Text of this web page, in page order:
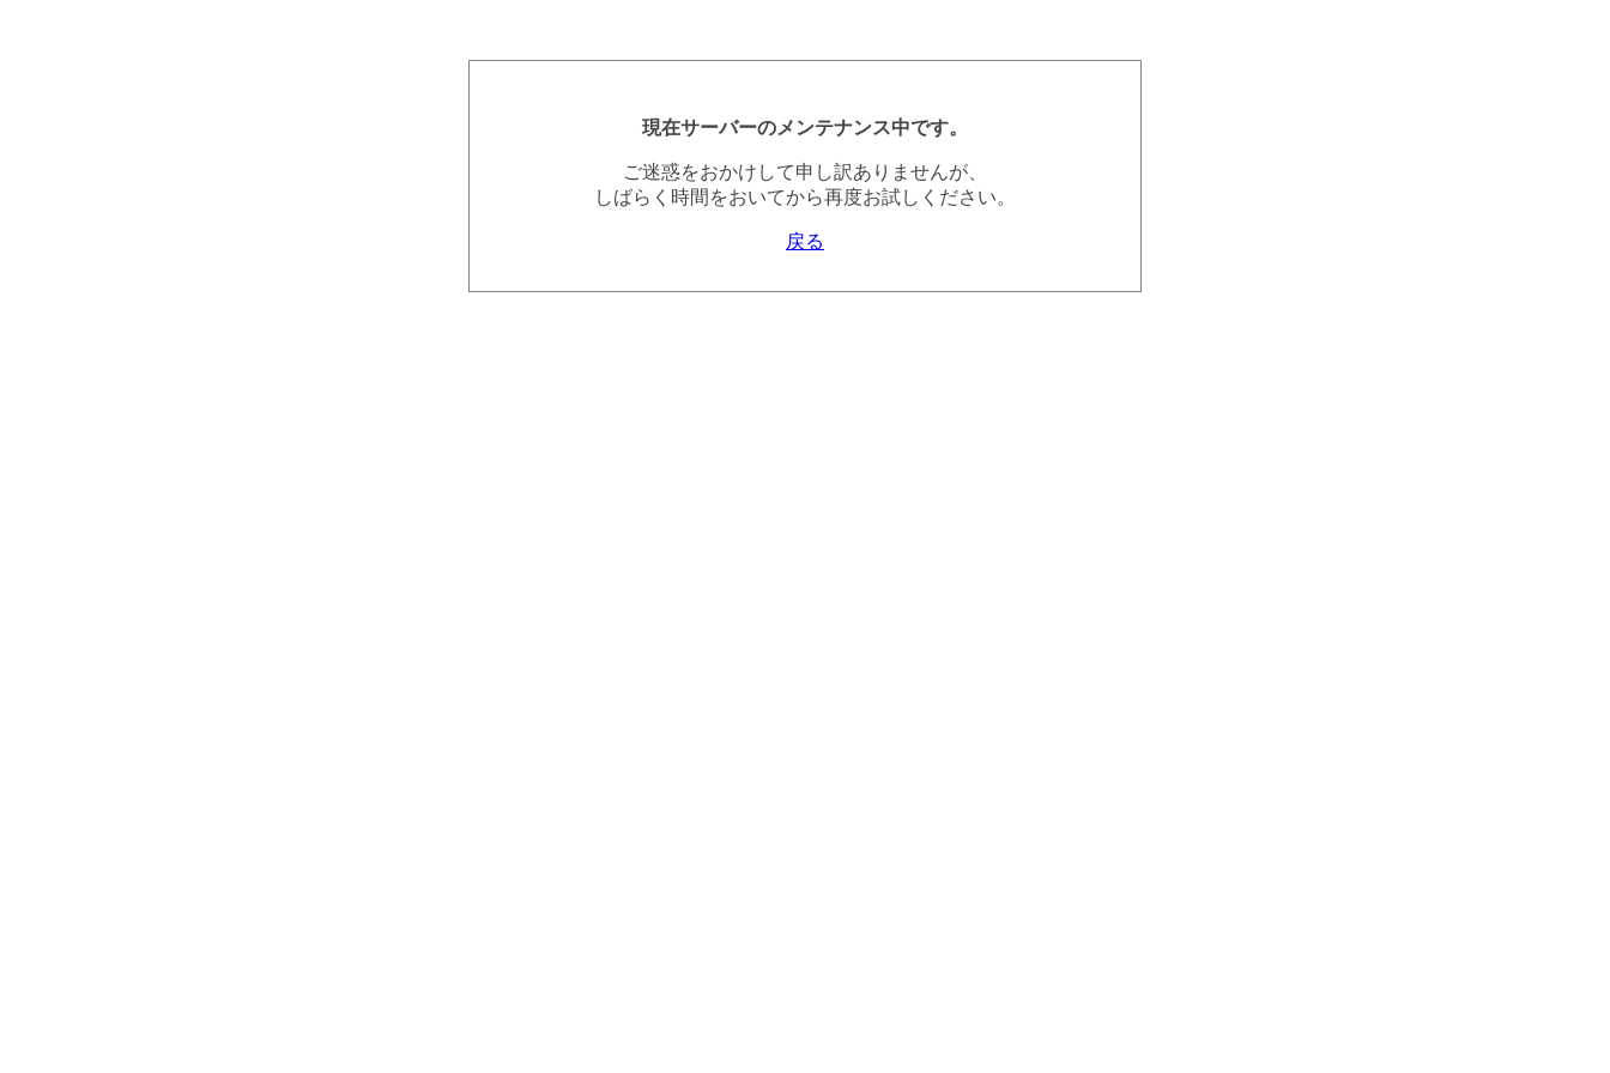
現在サーバーのメンテナンス中です。
ご迷惑をおかけして申し訳ありませんが、
しばらく時間をおいてから再度お試しください。
戻る